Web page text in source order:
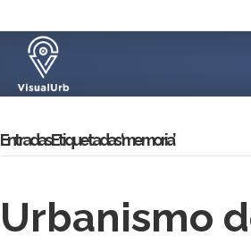
Entradas Etiquetadas ‘memoria’
Urbanismo